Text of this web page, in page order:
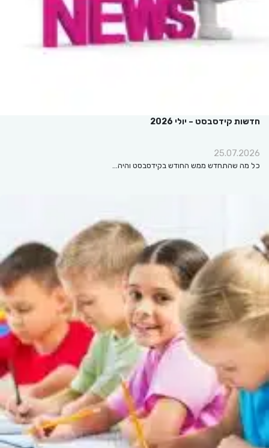
חדשות קידסבסט – יולי 2026
25.07.2026
כל מה שהתחדש ממש החודש בקידסבסט והיה…